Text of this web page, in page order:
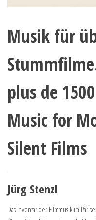
Musik für
plus de
Music for
Silent Films
Jürg Stenzl
Das Inventar der Filmmusik im